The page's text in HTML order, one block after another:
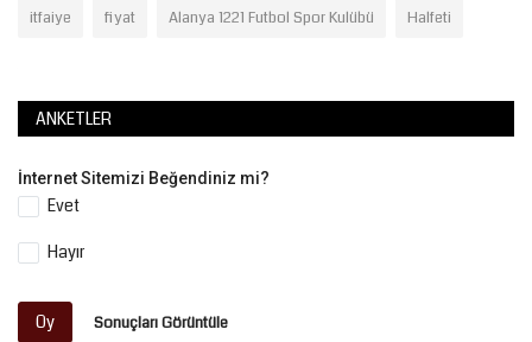
itfaiye fiyat Alanya 1221 Futbol Spor Kulübü Halfeti
ANKETLER
İnternet Sitemizi Beğendiniz mi?
Evet
Hayır
Oy Sonuçları Görüntüle